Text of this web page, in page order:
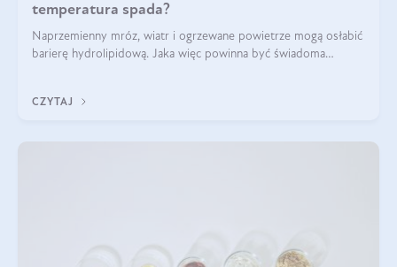
temperatura spada?
Naprzemienny mróz, wiatr i ogrzewane powietrze mogą osłabić
barierę hydrolipidową. Jaka więc powinna być świadoma
CZYTAJ